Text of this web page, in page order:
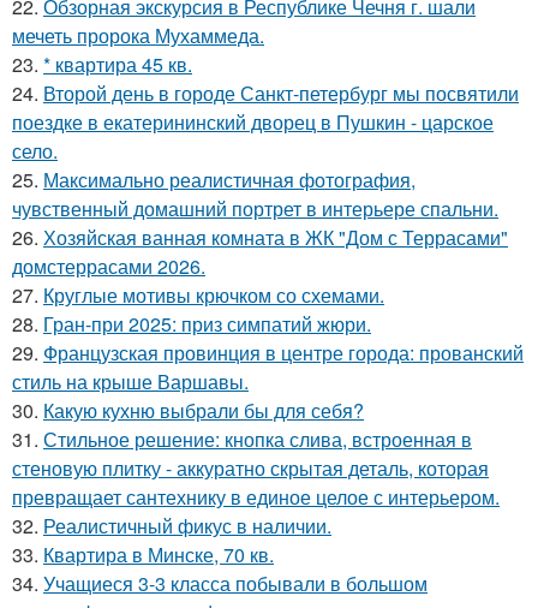
22. Обзорная экскурсия в Республике Чечня г. шали
мечеть пророка Мухаммеда.
23. * квартира 45 кв.
24. Второй день в городе Санкт-петербург мы посвятили
поездке в екатерининский дворец в Пушкин - царское
село.
25. Максимально реалистичная фотография,
чувственный домашний портрет в интерьере спальни.
26. Хозяйская ванная комната в ЖК "Дом с Террасами"
домстеррасами 2026.
27. Круглые мотивы крючком со схемами.
28. Гран-при 2025: приз симпатий жюри.
29. Французская провинция в центре города: прованский
стиль на крыше Варшавы.
30. Какую кухню выбрали бы для себя?
31. Стильное решение: кнопка слива, встроенная в
стеновую плитку - аккуратно скрытая деталь, которая
превращает сантехнику в единое целое с интерьером.
32. Реалистичный фикус в наличии.
33. Квартира в Минске, 70 кв.
34. Учащиеся 3-3 класса побывали в большом